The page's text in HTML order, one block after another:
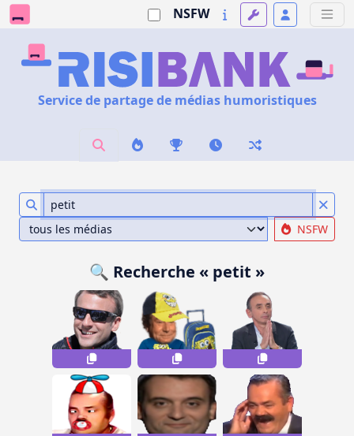
NSFW
Service de partage de médias humoristiques
NSFW
🔍 Recherche « petit »